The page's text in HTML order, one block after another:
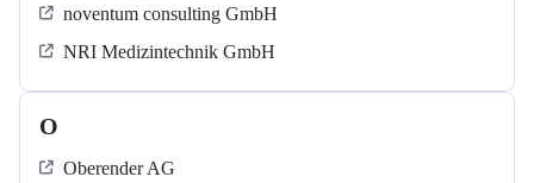
noventum consulting GmbH
NRI Medizintechnik GmbH
O
Oberender AG